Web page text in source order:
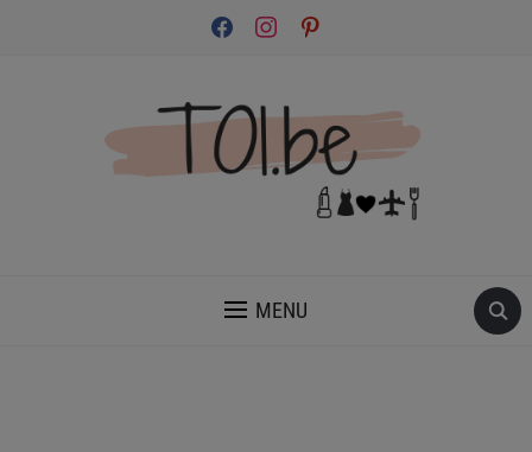
facebookinstagrampinterest
MENU